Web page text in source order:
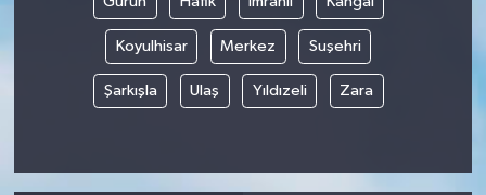
Koyulhisar Merkez Suşehri
Şarkışla Ulaş Yıldızeli Zara